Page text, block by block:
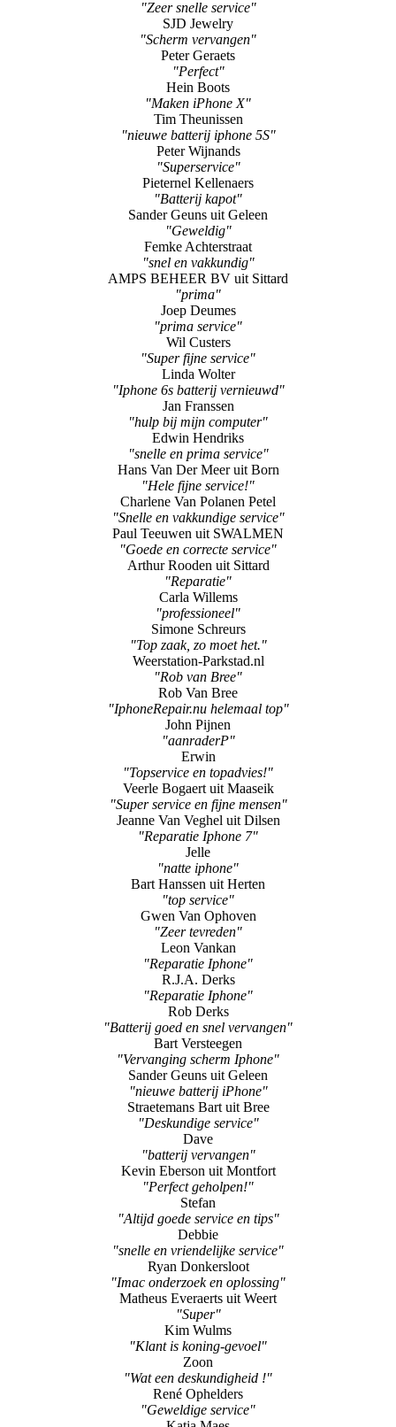
"Zeer snelle service"
SJD Jewelry
"Scherm vervangen"
Peter Geraets
"Perfect"
Hein Boots
"Maken iPhone X"
Tim Theunissen
"nieuwe batterij iphone 5S"
Peter Wijnands
"Superservice"
Pieternel Kellenaers
"Batterij kapot"
Sander Geuns uit Geleen
"Geweldig"
Femke Achterstraat
"snel en vakkundig"
AMPS BEHEER BV uit Sittard
"prima"
Joep Deumes
"prima service"
Wil Custers
"Super fijne service"
Linda Wolter
"Iphone 6s batterij vernieuwd"
Jan Franssen
"hulp bij mijn computer"
Edwin Hendriks
"snelle en prima service"
Hans Van Der Meer uit Born
"Hele fijne service!"
Charlene Van Polanen Petel
"Snelle en vakkundige service"
Paul Teeuwen uit SWALMEN
"Goede en correcte service"
Arthur Rooden uit Sittard
"Reparatie"
Carla Willems
"professioneel"
Simone Schreurs
"Top zaak, zo moet het."
Weerstation-Parkstad.nl
"Rob van Bree"
Rob Van Bree
"IphoneRepair.nu helemaal top"
John Pijnen
"aanraderP"
Erwin
"Topservice en topadvies!"
Veerle Bogaert uit Maaseik
"Super service en fijne mensen"
Jeanne Van Veghel uit Dilsen
"Reparatie Iphone 7"
Jelle
"natte iphone"
Bart Hanssen uit Herten
"top service"
Gwen Van Ophoven
"Zeer tevreden"
Leon Vankan
"Reparatie Iphone"
R.J.A. Derks
"Reparatie Iphone"
Rob Derks
"Batterij goed en snel vervangen"
Bart Versteegen
"Vervanging scherm Iphone"
Sander Geuns uit Geleen
"nieuwe batterij iPhone"
Straetemans Bart uit Bree
"Deskundige service"
Dave
"batterij vervangen"
Kevin Eberson uit Montfort
"Perfect geholpen!"
Stefan
"Altijd goede service en tips"
Debbie
"snelle en vriendelijke service"
Ryan Donkersloot
"Imac onderzoek en oplossing"
Matheus Everaerts uit Weert
"Super"
Kim Wulms
"Klant is koning-gevoel"
Zoon
"Wat een deskundigheid !"
René Ophelders
"Geweldige service"